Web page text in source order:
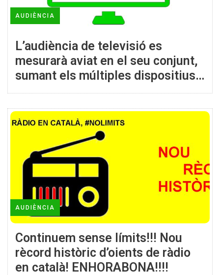
AUDIÈNCIA
L’audiència de televisió es
mesurarà aviat en el seu conjunt,
sumant els múltiples dispositius
en xarxa
AUDIÈNCIA
Continuem sense límits!!! Nou
rècord històric d’oients de ràdio
en català! ENHORABONA!!!!